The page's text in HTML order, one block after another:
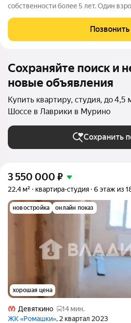
собственности более 5 лет. Один
момент приобретения в браке не
никто не
Позвонить
Сохраняйте поиск и
новые объявления
Купить квартиру, студия, до 4,5
Шоссе в Лаврики в Мурино
Сохранить
3 550 000 ₽
22,4 м² квартира-студия 6 этаж из
новостройка онлайн показ
хорошая цена
Девяткино
14 мин.
ЖК «Ромашки», 2 квартал 2023